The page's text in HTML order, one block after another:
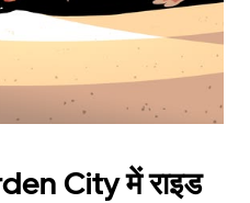
City में राइड